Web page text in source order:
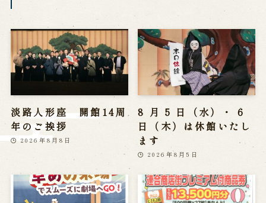
※株式会社うずのくに南あわじの求人情報ページへ移動します
関連施設
道の駅うずしお
うずの丘大鳴門橋記念館
淡路人形座 開館14周
年のご挨拶
2026年8月8日
8 月 5 日（水）・ 6
日（木）は休館いたし
ます
2026年8月5日